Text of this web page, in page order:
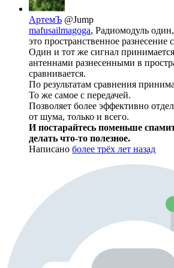
АртемЪ @Jump
mafusailmagoga, Радиомодуль
это пространственное разнесение
Один и тот же сигнал
антеннами разнесенными в
сравнивается.
По результатам сравнения
То же самое с передачей.
Позволяет более эффективно
от шума, только и всего.
И постарайтесь поменьше
делать что-то полезное.
Написано более трёх лет назад